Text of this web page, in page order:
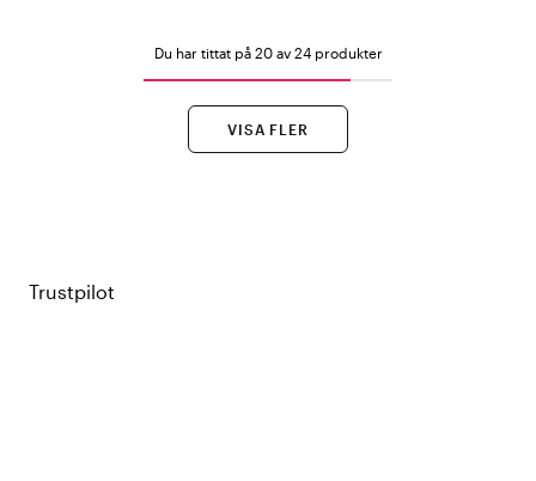
Du har tittat på 20 av 24 produkter
VISA FLER
Trustpilot